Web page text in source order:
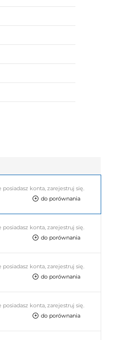
konta, zarejestruj się.
do porównania
konta, zarejestruj się.
do porównania
konta, zarejestruj się.
do porównania
konta, zarejestruj się.
do porównania